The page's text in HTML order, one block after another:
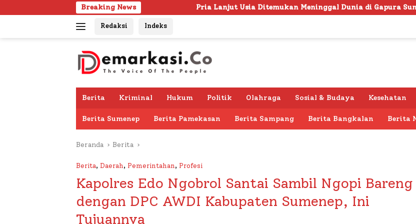
ke
Breaking News
Pria Lanjut Usia Ditemukan Meninggal Dunia di Gapura Sumenep, Polresta Lakukan
Redaksi Indeks
Berita Kriminal Hukum Politik Olahraga Sosial & Budaya Kesehatan
Berita Sumenep Berita Pamekasan Berita Sampang Berita Bangkalan Berita
Beranda Berita
Berita, Daerah, Pemerintahan, Profesi
Kapolres Edo Ngobrol Santai Sambil Ngopi Bareng
dengan DPC AWDI Kabupaten Sumenep, Ini
Tujuannya